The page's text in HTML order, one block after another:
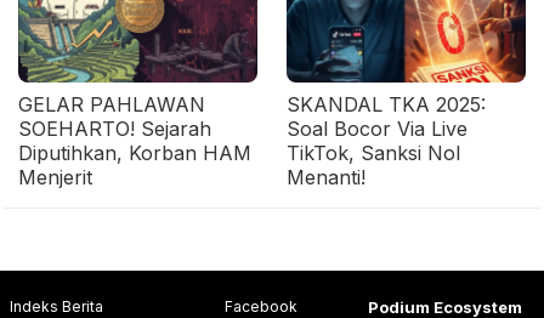
GELAR PAHLAWAN
SOEHARTO! Sejarah
Diputihkan, Korban HAM
Menjerit
SKANDAL TKA 2025:
Soal Bocor Via Live
TikTok, Sanksi Nol
Menanti!
Indeks Berita
Facebook
Podium Ecosystem